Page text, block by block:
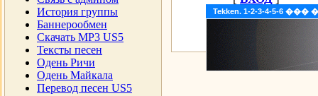
История группы
Баннерообмен
Скачать MP3 US5
Тексты песен
Одень Ричи
Одень Майкала
Перевод песен US5
Tekken. 1-2-3-4-5-6